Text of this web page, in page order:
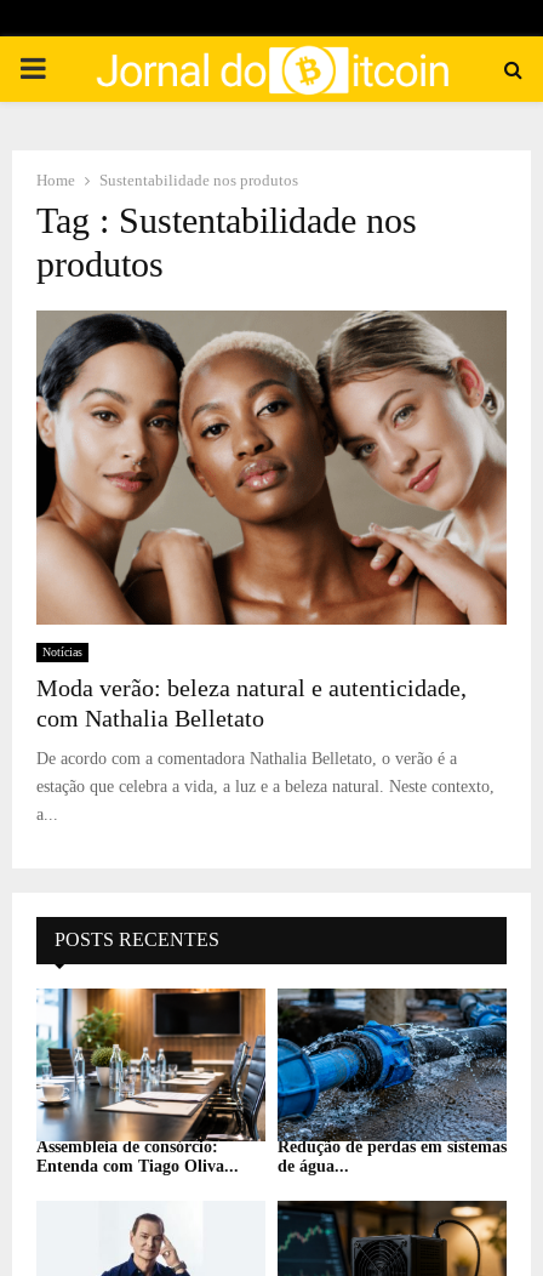
PRIMARY
Home Sustentabilidade nos produtos
Tag : Sustentabilidade nos
produtos
Notícias
Moda verão: beleza natural e autenticidade,
com Nathalia Belletato
De acordo com a comentadora Nathalia Belletato, o verão é a
estação que celebra a vida, a luz e a beleza natural. Neste contexto,
a...
POSTS RECENTES
Assembleia de consórcio:
Entenda com Tiago Oliva...
Redução de perdas em sistemas
de água...